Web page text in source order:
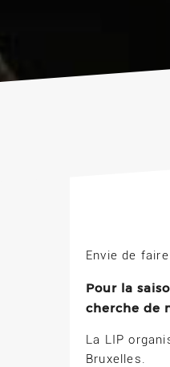
Envie de
Pour la
cherche de
La LIP
Bruxelles.